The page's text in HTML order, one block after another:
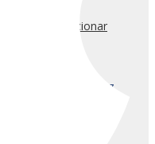
para solucionar